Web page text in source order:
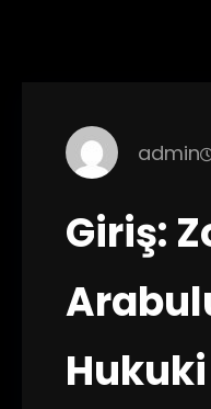
admin
Giriş: